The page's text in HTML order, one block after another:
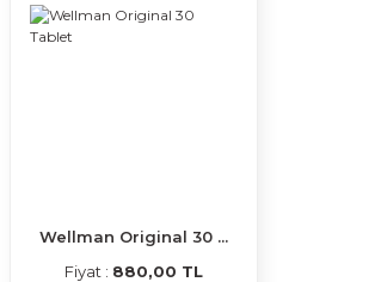
Wellman Original 30 ...
Fiyat : 880,00 TL